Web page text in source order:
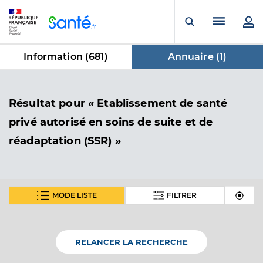
Ouvrir laMenu
Information (681) Annuaire (1)
Résultat dans Annuaire
pour « Etablissement de santé
privé autorisé en soins de suite et de
réadaptation (SSR) »
MODE LISTE FILTRER
suite et de réadaptation (SSR)
Etablissement de soins
RELANCER LA RECHERCHE